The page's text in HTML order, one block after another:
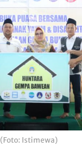
(Foto: Istimewa)